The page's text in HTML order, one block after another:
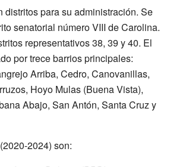
distritos para su administración. Se
senatorial número VIII de Carolina.
representativos 38, 39 y 40. El
por trece barrios principales:
Arriba, Cedro, Canovanillas,
Hoyo Mulas (Buena Vista),
Abajo, San Antón, Santa Cruz y
2024) son: